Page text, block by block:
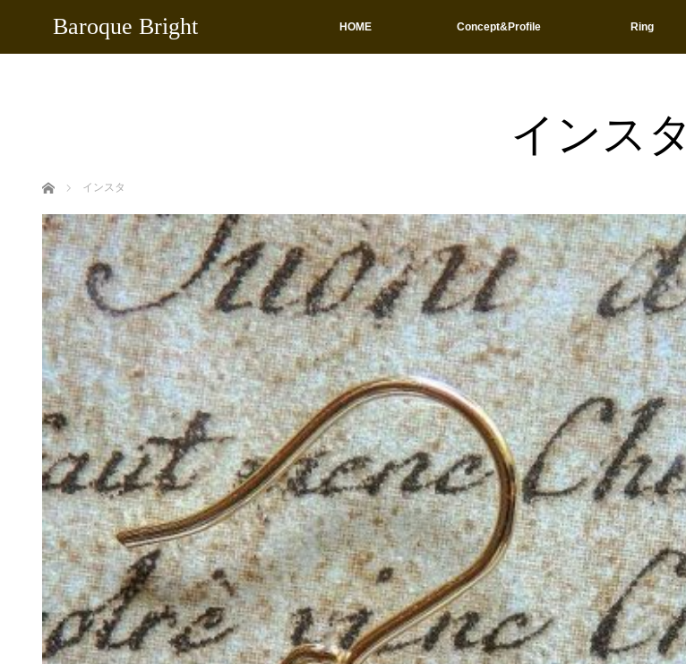
Baroque Bright HOME Concept&Profile Ring
インスタ
ホーム インスタ